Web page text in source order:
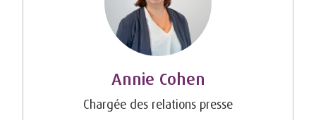
Annie Cohen
Chargée des relations presse